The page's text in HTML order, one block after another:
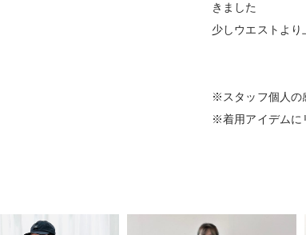
きました
少しウエストより
※スタッフ個人の
※着用アイデムに